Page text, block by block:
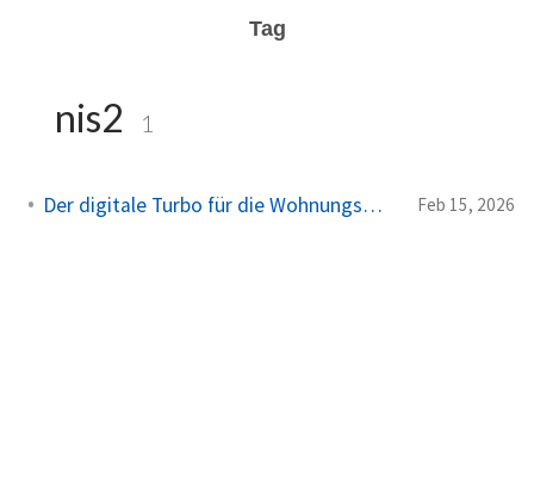
Tag
nis2 1
Der digitale Turbo für die Wohnungswirtschaft Feb 15, 2026